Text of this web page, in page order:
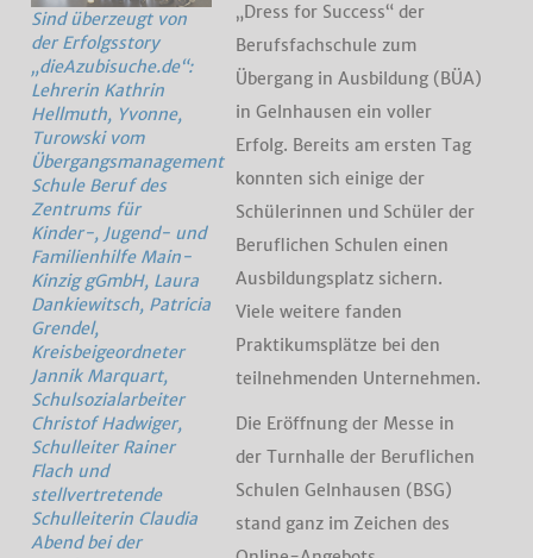
Sind überzeugt von
der Erfolgsstory
„dieAzubisuche.de“:
Lehrerin Kathrin
Hellmuth, Yvonne,
Turowski vom
Übergangsmanagement
Schule Beruf des
Zentrums für
Kinder-, Jugend- und
Familienhilfe Main-
Kinzig gGmbH, Laura
Dankiewitsch, Patricia
Grendel,
Kreisbeigeordneter
Jannik Marquart,
Schulsozialarbeiter
Christof Hadwiger,
Schulleiter Rainer
Flach und
stellvertretende
Schulleiterin Claudia
Abend bei der
„Dress for Success“ der
Berufsfachschule zum
Übergang in Ausbildung (BÜA)
in Gelnhausen ein voller
Erfolg. Bereits am ersten Tag
konnten sich einige der
Schülerinnen und Schüler der
Beruflichen Schulen einen
Ausbildungsplatz sichern.
Viele weitere fanden
Praktikumsplätze bei den
teilnehmenden Unternehmen.
Die Eröffnung der Messe in
der Turnhalle der Beruflichen
Schulen Gelnhausen (BSG)
stand ganz im Zeichen des